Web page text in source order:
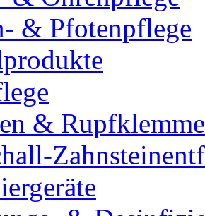
& Pfotenpflege
&